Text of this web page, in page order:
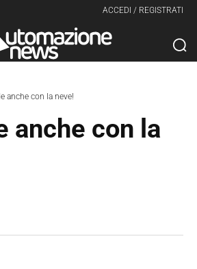
ACCEDI / REGISTRATI
anche con la neve!
anche con la